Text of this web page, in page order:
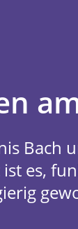
Bach
ist es,